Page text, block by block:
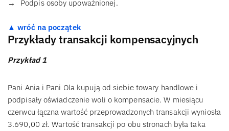
Podpis osoby upoważnionej.
▲ wróć na początek
Przykłady transakcji kompensacyjnych
Przykład 1
Pani Ania i Pani Ola kupują od siebie towary handlowe i
podpisały oświadczenie woli o kompensacie. W miesiącu
czerwcu łączna wartość przeprowadzonych transakcji wyniosła
3.690,00 zł. Wartość transakcji po obu stronach była taka